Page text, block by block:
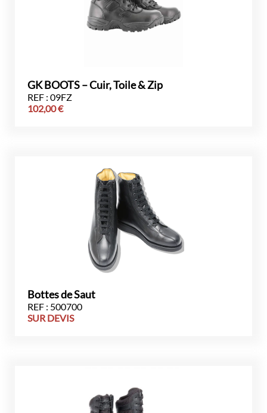
GK BOOTS – Cuir, Toile & Zip
REF : 09FZ
102,00€
Bottes de Saut
REF : 500700
SUR DEVIS